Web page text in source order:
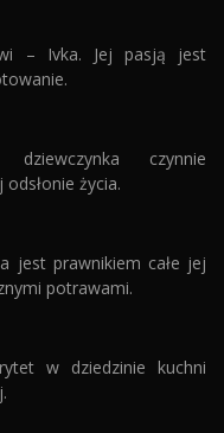
– Ivka. Jej pasją jest
czynnie
życia.
jest prawnikiem całe jej
potrawami.
w dziedzinie kuchni